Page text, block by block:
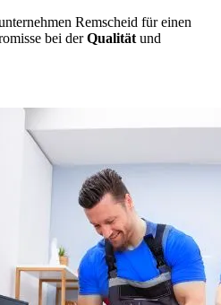
Remscheid für einen
bei derQualität und